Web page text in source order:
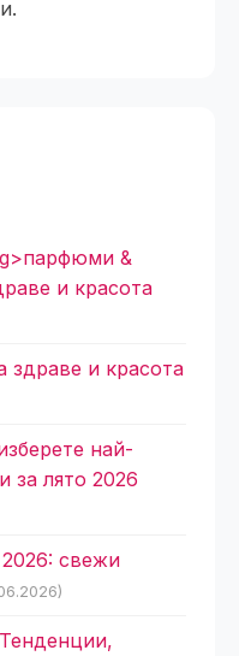
&
и красота
и красота
най-
за лято 2026
свежи